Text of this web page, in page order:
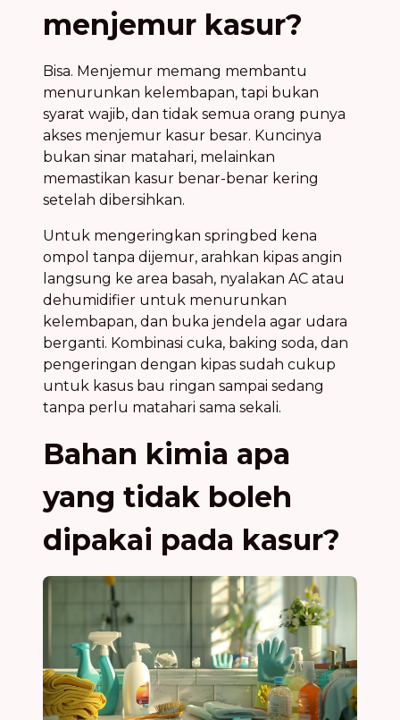
menjemur kasur?
Bisa. Menjemur memang membantu
menurunkan kelembapan, tapi bukan
syarat wajib, dan tidak semua orang punya
akses menjemur kasur besar. Kuncinya
bukan sinar matahari, melainkan
memastikan kasur benar-benar kering
setelah dibersihkan.
Untuk mengeringkan springbed kena
ompol tanpa dijemur, arahkan kipas angin
langsung ke area basah, nyalakan AC atau
dehumidifier untuk menurunkan
kelembapan, dan buka jendela agar udara
berganti. Kombinasi cuka, baking soda, dan
pengeringan dengan kipas sudah cukup
untuk kasus bau ringan sampai sedang
tanpa perlu matahari sama sekali.
Bahan kimia apa
yang tidak boleh
dipakai pada kasur?